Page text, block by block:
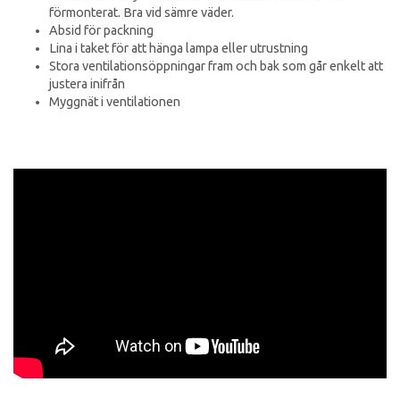
förmonterat. Bra vid sämre väder.
Absid för packning
Lina i taket för att hänga lampa eller utrustning
Stora ventilationsöppningar fram och bak som går enkelt att
justera inifrån
Myggnät i ventilationen